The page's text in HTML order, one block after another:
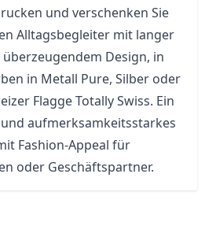
und verschenken Sie
Alltagsbegleiter mit langer
Design, in
in Metall Pure, Silber oder
Flagge Totally Swiss. Ein
aufmerksamkeitsstarkes
Fashion-Appeal für
oder Geschäftspartner.